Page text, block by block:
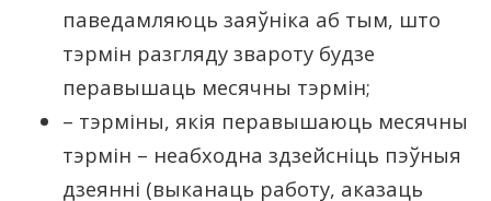
паведамляюць заяўніка аб тым, што
тэрмін разгляду звароту будзе
перавышаць месячны тэрмін;
– тэрміны, якія перавышаюць месячны
тэрмін – неабходна здзейсніць пэўныя
дзеянні (выканаць работу, аказаць